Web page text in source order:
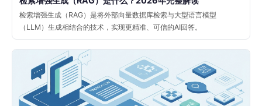
检索增强生成（RAG）是将外部向量数据库检索与大型语言模型
（LLM）生成相结合的技术，实现更精准、可信的AI回答。